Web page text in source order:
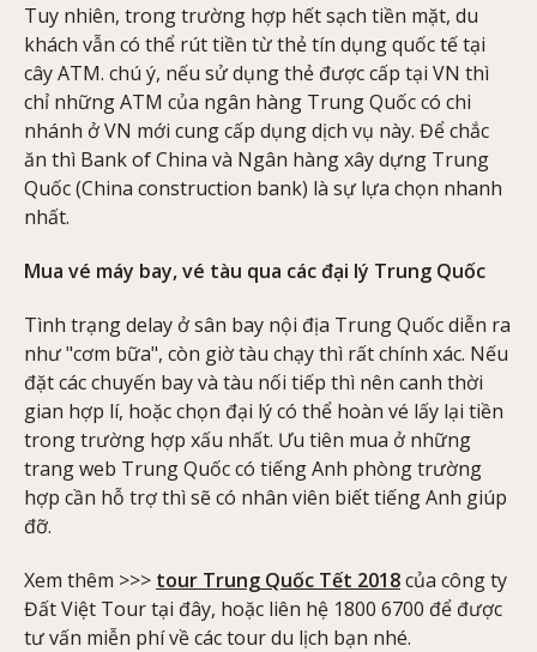
Tuy nhiên, trong trường hợp hết sạch tiền mặt, du
khách vẫn có thể rút tiền từ thẻ tín dụng quốc tế tại
cây ATM. chú ý, nếu sử dụng thẻ được cấp tại VN thì
chỉ những ATM của ngân hàng Trung Quốc có chi
nhánh ở VN mới cung cấp dụng dịch vụ này. Để chắc
ăn thì Bank of China và Ngân hàng xây dựng Trung
Quốc (China construction bank) là sự lựa chọn nhanh
nhất.
Mua vé máy bay, vé tàu qua các đại lý Trung Quốc
Tình trạng delay ở sân bay nội địa Trung Quốc diễn ra
như "cơm bữa", còn giờ tàu chạy thì rất chính xác. Nếu
đặt các chuyến bay và tàu nối tiếp thì nên canh thời
gian hợp lí, hoặc chọn đại lý có thể hoàn vé lấy lại tiền
trong trường hợp xấu nhất. Ưu tiên mua ở những
trang web Trung Quốc có tiếng Anh phòng trường
hợp cần hỗ trợ thì sẽ có nhân viên biết tiếng Anh giúp
đỡ.
Xem thêm >>> tour Trung Quốc Tết 2018của công ty
Đất Việt Tour tại đây, hoặc liên hệ 1800 6700 để được
tư vấn miễn phí về các tour du lịch bạn nhé.